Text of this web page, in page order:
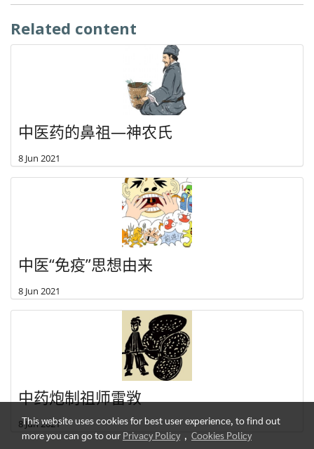
Related content
中医药的鼻祖—神农氏
8 Jun 2021
中医“免疫”思想由来
8 Jun 2021
中药炮制祖师雷敩
8 Jun 2021
This website uses cookies for best user experience, to find out
more you can go to our Privacy Policy, Cookies Policy